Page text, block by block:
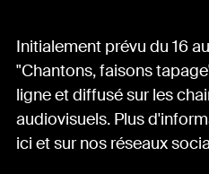
Initialement prévu du 16
"Chantons, faisons
ligne et diffusé sur les
audiovisuels. Plus
ici et sur nos réseaux